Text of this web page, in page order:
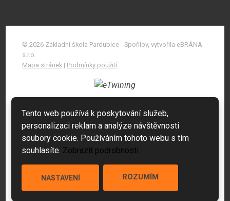
© 2026 Základní škola Pardubice - Spořilov, vytvořila eBRÁNA
s.r.o.
Mapa stránek| Podmínky použití
Tento web používá k poskytování služeb,
personalizaci reklam a analýze návštěvnosti
soubory cookie. Používáním tohoto webu s tím
souhlasíte. Zobrazit podrobnosti
NASTAVENÍ ROZUMÍM